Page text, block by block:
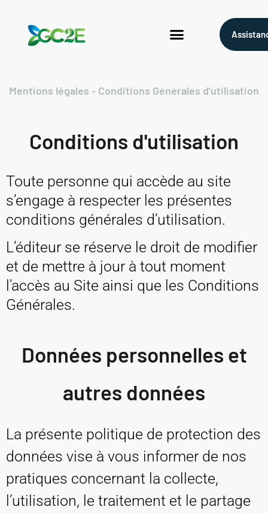
Mentions légales - Conditions Générales d'utilisation
Conditions d'utilisation
Toute personne qui accède au site
s’engage à respecter les présentes
conditions générales d’utilisation.
L’éditeur se réserve le droit de modifier
et de mettre à jour à tout moment
l’accès au Site ainsi que les Conditions
Générales.
Données personnelles et
autres données
La présente politique de protection des
données vise à vous informer de nos
pratiques concernant la collecte,
l’utilisation, le traitement et le partage